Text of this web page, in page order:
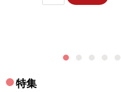
特集